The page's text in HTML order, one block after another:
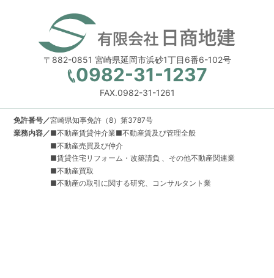
〒882-0851 宮崎県延岡市浜砂1丁目6番6-102号
0982-31-1237
FAX.0982-31-1261
免許番号／宮崎県知事免許（8）第3787号
業務内容／■不動産賃貸仲介業■不動産賃及び管理全般
■不動産売買及び仲介
■賃貸住宅リフォーム・改築請負 、その他不動産関連業
■不動産買取
■不動産の取引に関する研究、コンサルタント業